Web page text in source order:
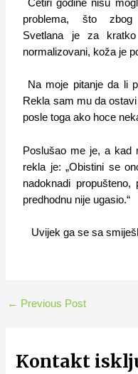
Četiri godine nisu
problema, što zbog
Svetlana je za
normalizovani, koža je
Na moje pitanje da li
Rekla sam mu da
posle toga ako hoce
Poslušao me je, a kad
rekla je: „Obistini se
nadoknadi
predhodnu nije ugasio.“
Uvijek ga se sa
← Previous Post
Kontakt